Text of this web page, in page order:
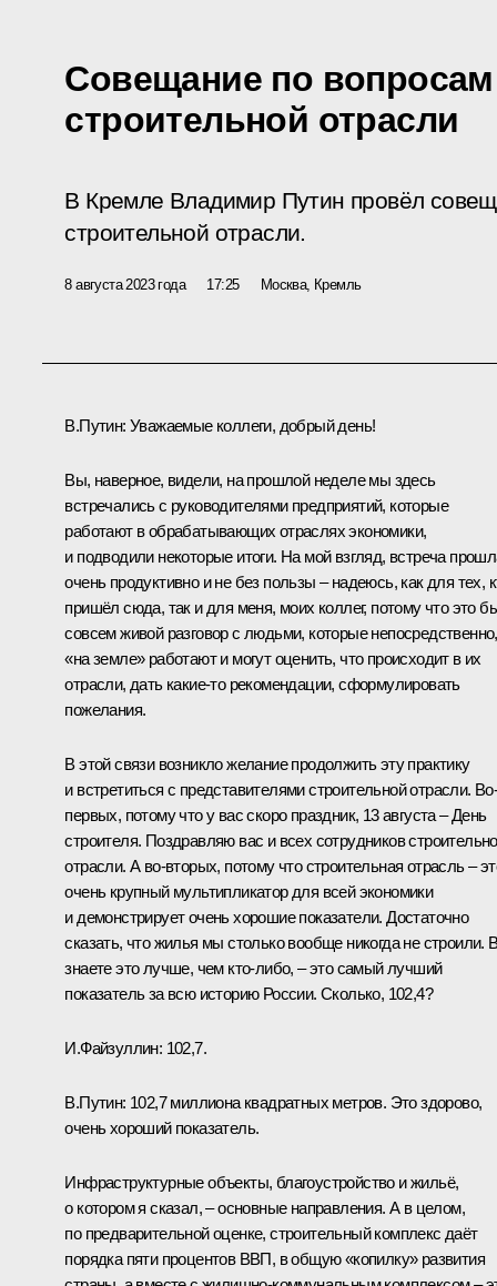
Совещание по вопросам
строительной отрасли
В Кремле Владимир Путин провёл
строительной отрасли.
8 августа 2023 года 17:25 Москва, Кремль
В.Путин: Уважаемые коллеги, добрый день!
Вы, наверное, видели, на прошлой неделе мы здесь
встречалисьс руководителями предприятий, которые
работают в обрабатывающих отраслях экономики,
и подводили некоторые итоги. На мой взгляд, встреча
очень продуктивно и не без пользы – надеюсь, как для тех,
пришёл сюда, так и для меня, моих коллег, потому что это
совсем живой разговор с людьми, которые непосредственно,
«на земле» работают и могут оценить, что происходит в их
отрасли, дать какие-то рекомендации, сформулировать
пожелания.
В этой связи возникло желание продолжить эту практику
и встретиться с представителями строительной отрасли.
первых, потому что у вас скоро праздник, 13 августа – День
строителя. Поздравляю вас и всех сотрудников
отрасли. А во-вторых, потому что строительная отрасль –
очень крупный мультипликатор для всей экономики
и демонстрирует очень хорошие показатели. Достаточно
сказать, что жилья мы столько вообще никогда не строили.
знаете это лучше, чем кто-либо, – это самый лучший
показатель за всю историю России. Сколько, 102,4?
И.Файзуллин: 102,7.
В.Путин: 102,7 миллиона квадратных метров. Это здорово,
очень хороший показатель.
Инфраструктурные объекты, благоустройство и жильё,
о котором я сказал, – основные направления. А в целом,
по предварительной оценке, строительный комплекс даёт
порядка пяти процентов ВВП, в общую «копилку» развития